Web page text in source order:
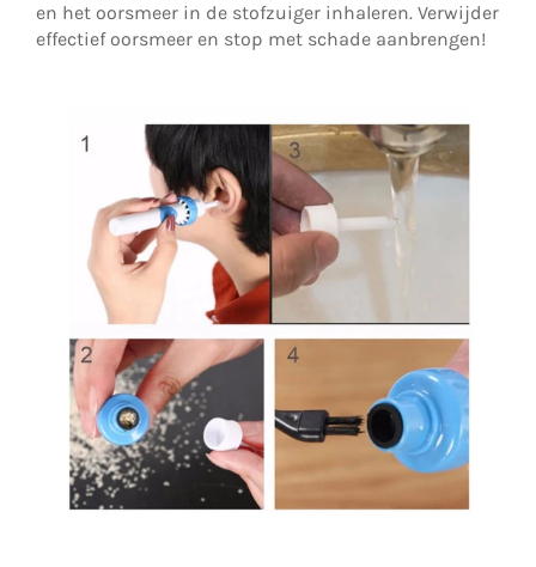
en het oorsmeer in de stofzuiger inhaleren. Verwijder
effectief oorsmeer en stop met schade aanbrengen!